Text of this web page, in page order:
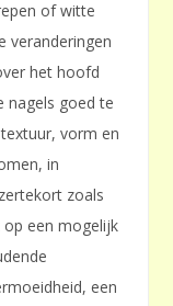
of witte
veranderingen
het hoofd
nagels goed te
vorm en
in
zoals
een mogelijk
een